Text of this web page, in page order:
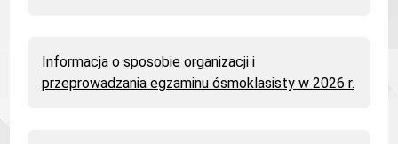
Informacja o sposobie organizacji i
przeprowadzania egzaminu ósmoklasisty w 2026 r.